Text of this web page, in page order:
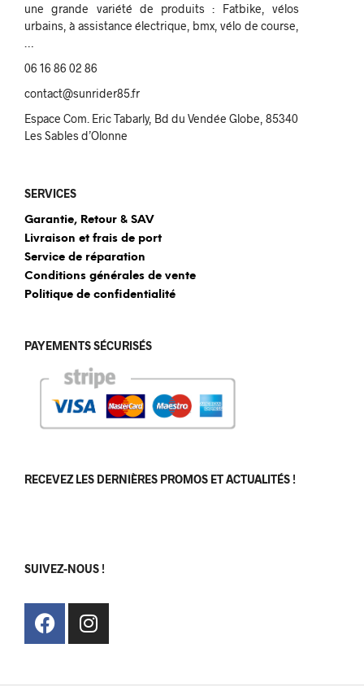
une grande variété de produits : Fatbike, vélos
urbains, à assistance électrique, bmx, vélo de course,
06 16 86 02 86
contact@sunrider85.fr
Espace Com. Eric Tabarly, Bd du Vendée Globe, 85340
Les Sables d’Olonne
SERVICES
Garantie, Retour & SAV
Livraison et frais de port
Service de réparation
Conditions générales de vente
Politique de confidentialité
PAYEMENTS SÉCURISÉS
RECEVEZ LES DERNIÈRES PROMOS ET ACTUALITÉS !
SUIVEZ-NOUS !